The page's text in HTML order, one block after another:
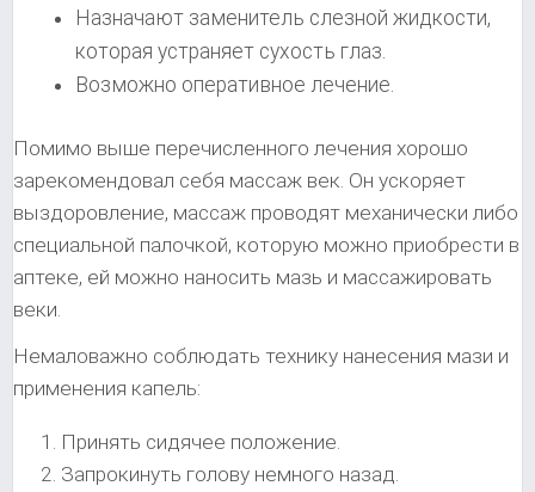
Назначают заменитель слезной жидкости,
которая устраняет сухость глаз.
Возможно оперативное лечение.
Помимо выше перечисленного лечения хорошо
зарекомендовал себя массаж век. Он ускоряет
выздоровление, массаж проводят механически либо
специальной палочкой, которую можно приобрести в
аптеке, ей можно наносить мазь и массажировать
веки.
Немаловажно соблюдать технику нанесения мази и
применения капель:
Принять сидячее положение.
Запрокинуть голову немного назад.